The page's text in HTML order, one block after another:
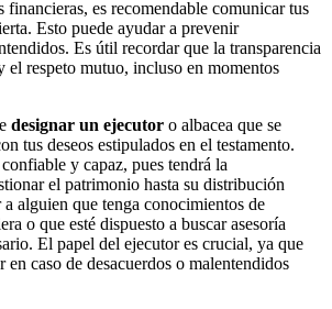
financieras, es recomendable comunicar tus
Esto puede ayudar a prevenir
Es útil recordar que la transparencia
el respeto mutuo, incluso en momentos
designar un ejecutor o albacea que se
tus deseos estipulados en el testamento.
y capaz, pues tendrá la
el patrimonio hasta su distribución
alguien que tenga conocimientos de
o que esté dispuesto a buscar asesoría
El papel del ejecutor es crucial, ya que
en caso de desacuerdos o malentendidos